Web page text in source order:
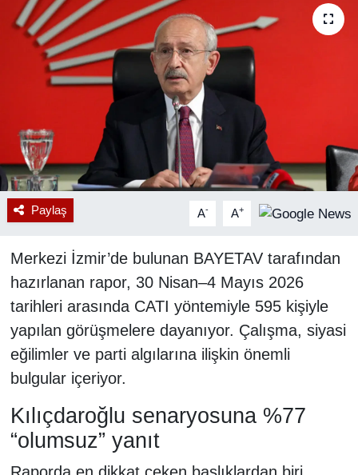
Paylaş A- A+
Merkezi İzmir’de bulunan BAYETAV tarafından
hazırlanan rapor, 30 Nisan–4 Mayıs 2026
tarihleri arasında CATI yöntemiyle 595 kişiyle
yapılan görüşmelere dayanıyor. Çalışma, siyasi
eğilimler ve parti algılarına ilişkin önemli
bulgular içeriyor.
Kılıçdaroğlu senaryosuna %77
“olumsuz” yanıt